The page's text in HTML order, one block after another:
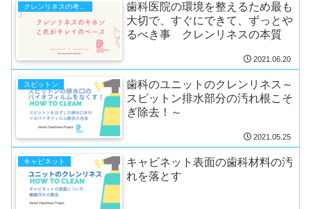
歯科医院の環境を整えるため最も
大切で、すぐにできて、ずっとや
るべき事 クレンリネスの本質
2021.06.20
スピットン
歯科のユニットのクレンリネス～
スピットン排水部分の汚れ根こそ
ぎ除去！～
2021.05.25
キャビネット
キャビネット表面の歯科材料の汚
れを落とす